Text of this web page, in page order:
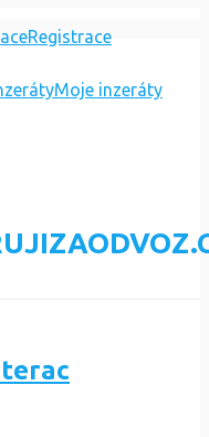
Registrace
Moje inzeráty